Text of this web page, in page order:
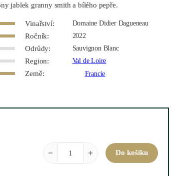
jablek granny smith a bílého pepře.
Vinařství: Domaine Didier Dagueneau
Ročník: 2022
Odrůdy: Sauvignon Blanc
Region: Val de Loire
Země: Francie
Buisson Renard 2022 0,75 l množství
Do košíku